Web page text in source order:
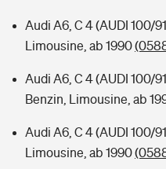
Sie haben Fragen?
Zur Übersicht
Tools
Kinderunfall-Check: Mehr
Audi A6, C 4 (AUDI 100/
Limousine, ab 1990
Audi A6, C 4 (AUDI 100/
Benzin, Limousine, ab
Audi A6, C 4 (AUDI 100/
Limousine, ab 1990